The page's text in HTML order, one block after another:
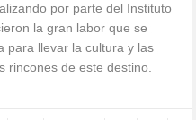
por parte del Instituto
la gran labor que se
para llevar la cultura y las
rincones de este destino.